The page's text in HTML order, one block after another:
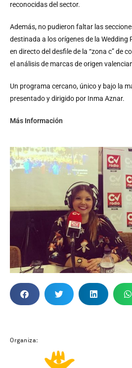
reconocidas del sector.
Además, no pudieron faltar las
destinada a los orígenes de la Wedding
en directo del desfile de la “zona c” de
el análisis de marcas de origen
Un programa cercano, único y bajo la
presentado y dirigido por Inma Aznar.
Más Información
Organiza: